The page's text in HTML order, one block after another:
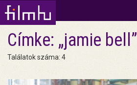
Címke: „jamie bell”
Találatok száma: 4